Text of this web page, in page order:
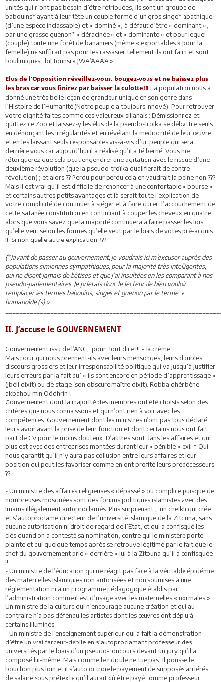
unités qui n’ont pas besoin d’être rétribuées, ils sont un groupe de
babouins* ayant à leur tête un couple formé d’un gros singe* apathique
(d’une espèce inclassable) et « dominé », à défaut d’être « dominant »,
par une grosse guenon* « déracinée » et « dominante » et pour lequel
(couple) toute une forêt de bananiers (même « exportables » pour la
femelle) ne suffirait pas pour les rassasier tellement ils ont faim et sont
boulimiques : bil tounsi « JWA’AAAA ».
Elus de l’Opposition réveillez-vous, bougez-vous et ne baissez plus
les bras car vous finirez par baisser la culotte!!! La population nous a
donné une très belle leçon de grandeur unique en son genre dans
l’Histoire de l’Humanité (Notre peuple a toujours innové). Pour retrouver
votre dignité faites comme ces valeureux silianais : Démissionnez et
quittez ce Zoo et laissez-y les élus de la pseudo-troïka se débattre seuls
en dénonçant les irrégularités et en révélant la médiocrité de leur œuvre
et en les laissant seuls responsables vis-à-vis d’un peuple qui sera
derrière vous car aujourd’hui il a réalisé qu’il a té berné. Vous me
rétorquerez que cela peut engendrer une agitation avec le risque d’une
deuxième révolution (que la pseudo-troïka qualifierait de contre
révolution) ; et alors ?? Perdu pour perdu cela en vaudrait la peine non ???
Mais il est vrai qu’il est difficile de renoncer à une confortable « bourse »
et certains autres petits avantages et là serait toute l’explication de
votre complicité de continuer à siéger et à faire durer l’accouchement de
cette satanée constitution en continuant à couper les cheveux en quatre
alors que vous savez que la majorité continuera à faire passer les lois
qu’elle veut selon les formes qu’elle veut par le biais de votes pré-acquis
!! Si non quelle autre explication ???
(*)avant de passer au gouvernement, je voudrais ici m’excuser auprès des
populations simiennes sympathiques, pour la majorité très intelligentes,
qui ne disent jamais de bêtises et que j’ai insultées en les comparant à nos
pseudo-parlementaires. Je prierais donc le lecteur de bien vouloir
remplacer les termes babouins, singes et guenon par le terme «
humanoïde (s) »
II. J’accuse le GOUVERNEMENT
Gouvernement issu de l’ANC, pour tout dire !!! = la crème.
Mais pour qui nous prennent-ils avec leurs mensonges, leurs doubles
discours grossiers et leur irresponsabilité politique qui va jusqu’à justifier
leurs erreurs par la fait qu’ « ils sont encore en période d’apprentissage »
(Jbéli dixit) ou de stage (son obscure maître dixit). Robba dhénbène
akbahou min Oôdhrin !
Gouvernement dont la majorité des membres ont été choisis selon des
critères que nous connaissons et qui n’ont rien à voir avec les
compétences. Gouvernement dont les ministres n’ont pas tous déclaré
leurs avoir avant la prise de leur fonction et dont certains nous ont fait
part de CV pour le moins douteux. D’autres sont dans les affaires et qui
plus est avec des entreprises montées durant leur « pénible » exil = Qui
nous garantit qu’il n’y aura pas collusion entre leurs affaires et leur
position qui peut les favoriser comme en ont profité leurs prédécesseurs
??
- Un ministre des affaires religieuses « dépassé » ou complice puisque de
nombreuses mosquées sont des forums politiques islamistes avec des
Imams illégalement autoproclamés. Plus surprenant ; un cheikh qui crée
et s’autoproclame directeur de l’université islamique de la Zitouna, sans
aucune autorisation ni droit de regard de l’Etat, et qui a confisqué les
clés quand on a contesté sa nomination, contre qui le ministère porte
plainte et qui quelque temps après se retrouve légitimé par le fait que le
chef du gouvernement prie « derrière » lui à la Zitouna qu’il a confisquée
!!
- Un ministre de l’éducation qui ne réagit pas face à la véritable épidémie
des maternelles islamiques non autorisées et non soumises à une
réglementation ni à un programme pédagogique établis par
l’administration comme il est d’usage avec les maternelles « normales ».
Un ministre de la culture qui n’encourage aucune création et qui au
contraire n’a pas défendu les artistes dont les œuvres ont déplu à
certains illuminés.
- Un ministre de l’enseignement supérieur qui a fait la démonstration
d’être un vrai farceur-débile en s’autoproclamant professeur des
universités par le biais d’un pseudo-concours devant un jury qu’il a
composé lui-même. Mais comme le ridicule ne tue pas, il pousse le
bouchon plus loin et il s’auto octroie le payement de supposés arriérés
de salaire sous prétexte qu’il aurait dû être payé comme professeur